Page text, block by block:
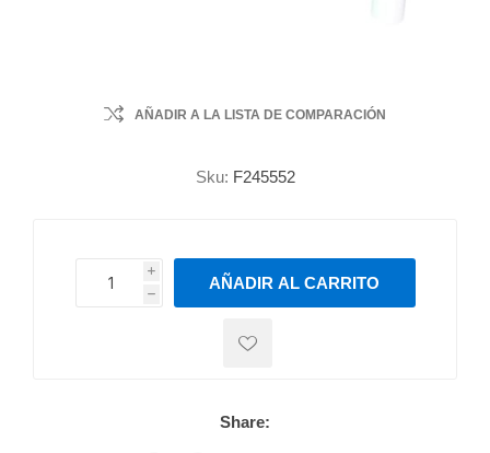
AÑADIR A LA LISTA DE COMPARACIÓN
Sku: F245552
i
h
h
AÑADIR AL CARRITO
Share: